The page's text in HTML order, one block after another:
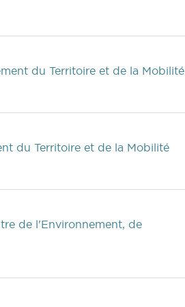
du Territoire et de la Mobilité
du Territoire et de la Mobilité
de l'Environnement, de